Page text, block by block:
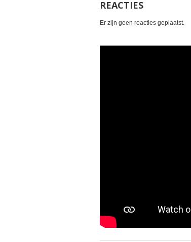
REACTIES
Er zijn geen reacties geplaatst.